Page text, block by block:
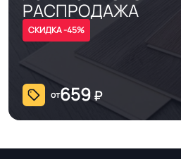
РАСПРОДАЖА
СКИДКА -45%
от659 ₽